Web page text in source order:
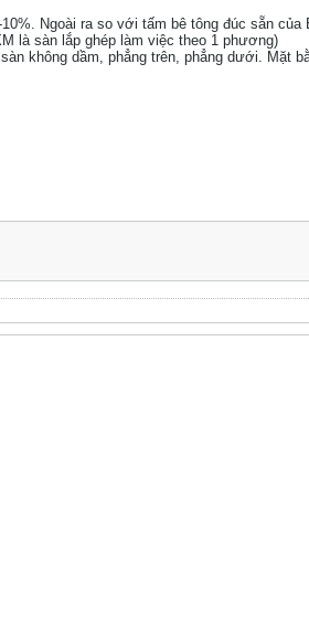
Ngoài ra so với tấm bê tông đúc sẵn
là sàn lắp ghép làm việc theo 1 phương)
không dầm, phẳng trên, phẳng dưới. Mặt